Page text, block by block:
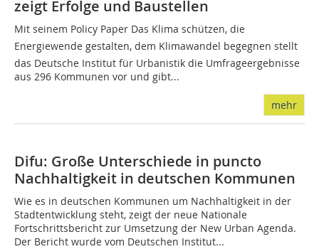
zeigt Erfolge und Baustellen
Mit seinem Policy Paper Das Klima schützen, die
Energiewende gestalten, dem Klimawandel begegnen stellt
das Deutsche Institut für Urbanistik die Umfrageergebnisse
aus 296 Kommunen vor und gibt...
mehr
Difu: Große Unterschiede in puncto
Nachhaltigkeit in deutschen Kommunen
Wie es in deutschen Kommunen um Nachhaltigkeit in der
Stadtentwicklung steht, zeigt der neue Nationale
Fortschrittsbericht zur Umsetzung der New Urban Agenda.
Der Bericht wurde vom Deutschen Institut...